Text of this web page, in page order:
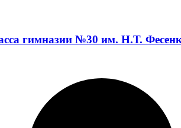
гимназии №30 им. Н.Т.